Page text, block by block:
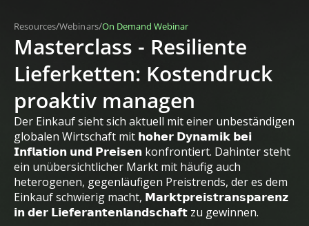
Resources/Webinars/On Demand Webinar
Masterclass - Resiliente
Lieferketten: Kostendruck
proaktiv managen
Der Einkauf sieht sich aktuell mit einer unbeständigen
globalen Wirtschaft mit 𝗵𝗼𝗵𝗲𝗿 𝗗𝘆𝗻𝗮𝗺𝗶𝗸 𝗯𝗲𝗶
𝗜𝗻𝗳𝗹𝗮𝘁𝗶𝗼𝗻 𝘂𝗻𝗱 𝗣𝗿𝗲𝗶𝘀𝗲𝗻 konfrontiert. Dahinter steht
ein unübersichtlicher Markt mit häufig auch
heterogenen, gegenläufigen Preistrends, der es dem
Einkauf schwierig macht, 𝗠𝗮𝗿𝗸𝘁𝗽𝗿𝗲𝗶𝘀𝘁𝗿𝗮𝗻𝘀𝗽𝗮𝗿𝗲𝗻𝘇
𝗶𝗻 𝗱𝗲𝗿 𝗟𝗶𝗲𝗳𝗲𝗿𝗮𝗻𝘁𝗲𝗻𝗹𝗮𝗻𝗱𝘀𝗰𝗵𝗮𝗳𝘁 zu gewinnen.